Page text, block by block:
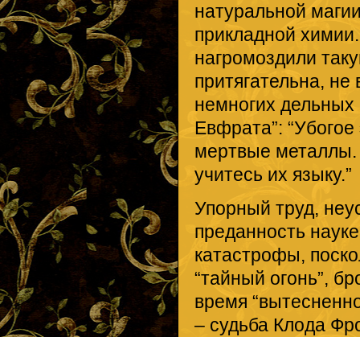
натуральной
прикладной
нагромоздили
притягательна, не
немногих дельных
Евфрата”:
мертвые
учитесь их языку.”
Упорный труд,
преданность
катастрофы,
“тайный огонь”,
время
– судьба Клода